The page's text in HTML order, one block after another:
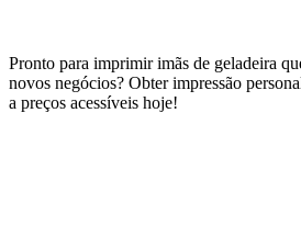
Pronto para imprimir imãs de geladeira
novos negócios? Obter impressão
a preços acessíveis hoje!